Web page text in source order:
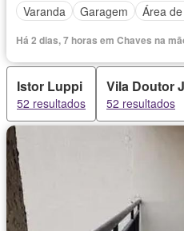
Varanda
Garagem Área
Há 2 dias, 7 horas em Chaves na
Istor Luppi
52 resultados
Vila Doutor
52 resultados